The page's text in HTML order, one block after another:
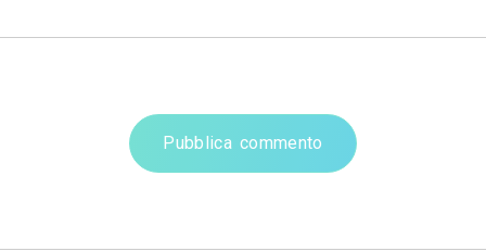
Pubblica commento